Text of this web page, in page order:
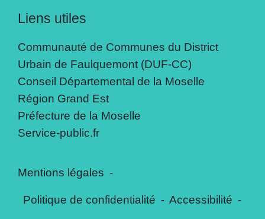
Liens utiles
Communauté de Communes du District
Urbain de Faulquemont (DUF-CC)
Conseil Départemental de la Moselle
Région Grand Est
Préfecture de la Moselle
Service-public.fr
Mentions légales -
Politique de confidentialité - Accessibilité -